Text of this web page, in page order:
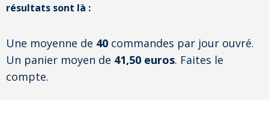
résultats sont là :
Une moyenne de 40 commandes par jour ouvré.
Un panier moyen de 41,50 euros. Faites le
compte.